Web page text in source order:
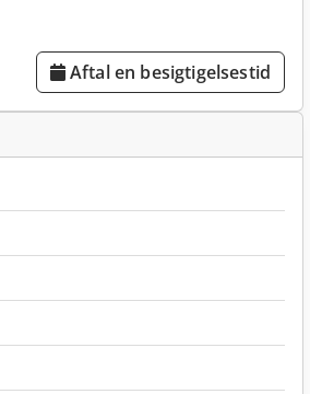
Aftal en besigtigelsestid